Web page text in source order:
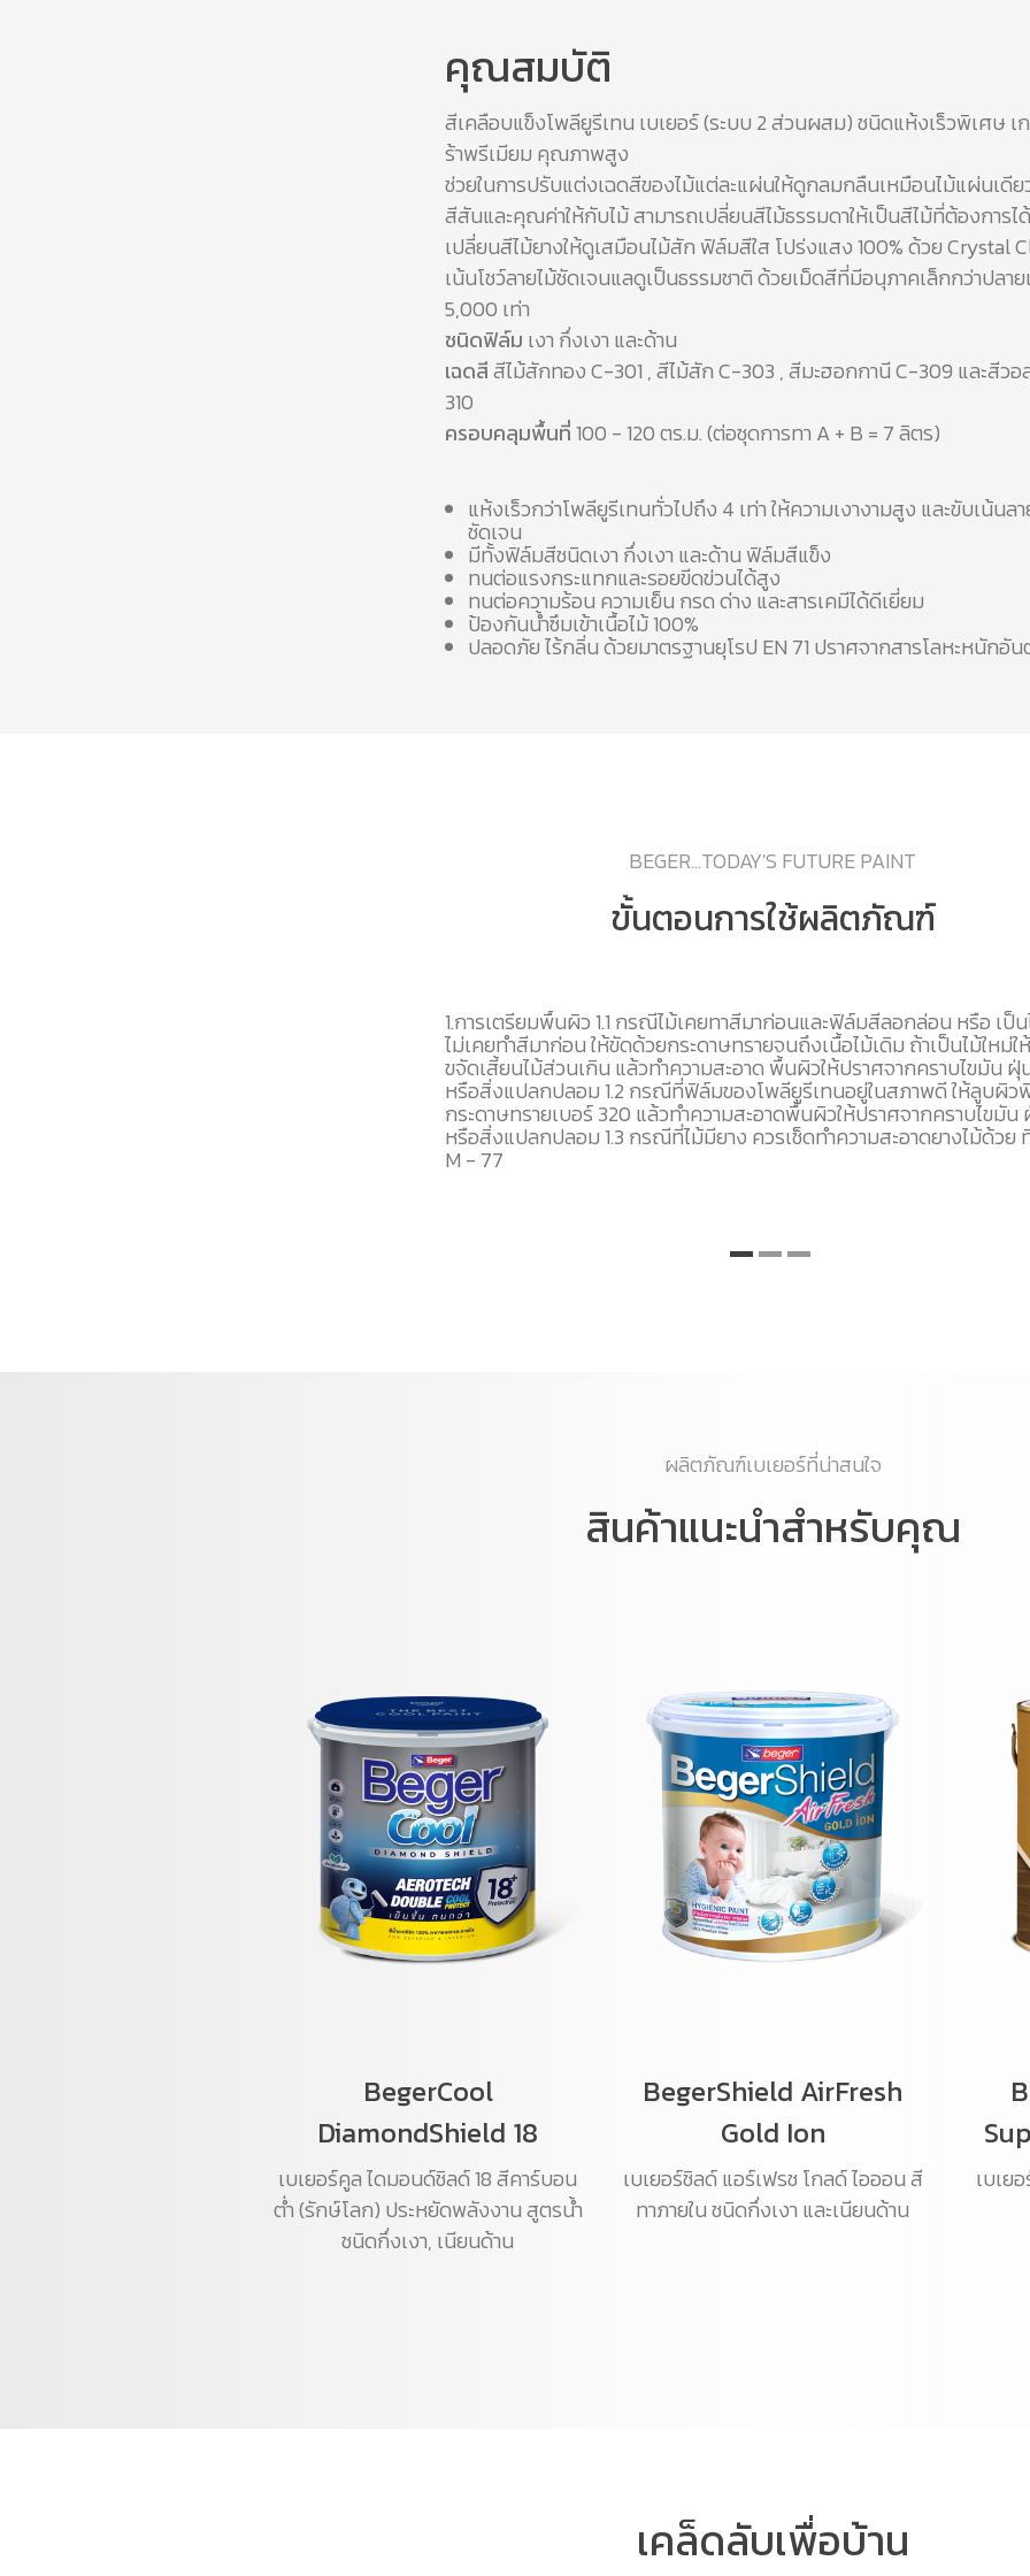
คุณสมบัติ
สีเคลือบแข็งโพลียูรีเทน เบเยอร์ (ระบบ 2 ส่วนผสม) ชนิดแห้งเร็วพิเศษ เ
ร้าพรีเมียม คุณภาพสูง
ช่วยในการปรับแต่งเฉดสีของไม้แต่ละแผ่นให้ดูกลมกลืนเหมือนไม้แผ่นเดี
สีสันและคุณค่าให้กับไม้ สามารถเปลี่ยนสีไม้ธรรมดาให้เป็นสีไม้ที่ต้องการไ
เปลี่ยนสีไม้ยางให้ดูเสมือนไม้สัก ฟิล์มสีใส โปร่งแสง 100% ด้วย Crystal
เน้นโชว์ลายไม้ชัดเจนแลดูเป็นธรรมชาติ ด้วยเม็ดสีที่มีอนุภาคเล็กกว่าปลา
5,000 เท่า
ชนิดฟิล์ม เงา กึ่งเงา และด้าน
เฉดสีสีไม้สักทอง C-301 , สีไม้สัก C-303 , สีมะฮอกกานี C-309 และสีว
310
ครอบคลุมพื้นที่100 - 120 ตร.ม. (ต่อชุดการทา A + B = 7 ลิตร)
แห้งเร็วกว่าโพลียูรีเทนทั่วไปถึง 4 เท่า ให้ความเงางามสูง และขับเน้นล
ชัดเจน
มีทั้งฟิล์มสีชนิดเงา กึ่งเงา และด้าน ฟิล์มสีแข็ง
ทนต่อแรงกระแทกและรอยขีดข่วนได้สูง
ทนต่อความร้อน ความเย็น กรด ด่าง และสารเคมีได้ดีเยี่ยม
ป้องกันน้ำซึมเข้าเนื้อไม้ 100%
ปลอดภัย ไร้กลิ่น ด้วยมาตรฐานยุโรป EN 71 ปราศจากสารโลหะหนักอัน
BEGER...TODAY'S FUTURE PAINT
ขั้นตอนการใช้ผลิตภัณฑ์
1.การเตรียมพื้นผิว 1.1 กรณีไม้เคยทาสีมาก่อนและฟิล์มสีลอกล่อน หรือ เป็น
ไม่เคยทำสีมาก่อน ให้ขัดด้วยกระดาษทรายจนถึงเนื้อไม้เดิม ถ้าเป็นไม้ใหม่ใ
ขจัดเสี้ยนไม้ส่วนเกิน แล้วทำความสะอาด พื้นผิวให้ปราศจากคราบไขมัน ฝุ่
หรือสิ่งแปลกปลอม 1.2 กรณีที่ฟิล์มของโพลียูรีเทนอยู่ในสภาพดี ให้ลูบผิว
กระดาษทรายเบอร์ 320 แล้วทำความสะอาดพื้นผิวให้ปราศจากคราบไขมัน
หรือสิ่งแปลกปลอม 1.3 กรณีที่ไม้มียาง ควรเช็ดทำความสะอาดยางไม้ด้วย
M - 77
ผลิตภัณฑ์เบเยอร์ที่น่าสนใจ
สินค้าแนะนำสำหรับคุณ
BegerCool
DiamondShield 18
เบเยอร์คูล ไดมอนด์ชิลด์ 18 สีคาร์บอน
ต่ำ (รักษ์โลก) ประหยัดพลังงาน สูตรน้ำ
ชนิดกึ่งเงา, เนียนด้าน
BegerShield AirFresh
Gold Ion
เบเยอร์ชิลด์ แอร์เฟรช โกลด์ ไอออน สี
ทาภายใน ชนิดกึ่งเงา และเนียนด้าน
เบเย
เคล็ดลับเพื่อบ้าน